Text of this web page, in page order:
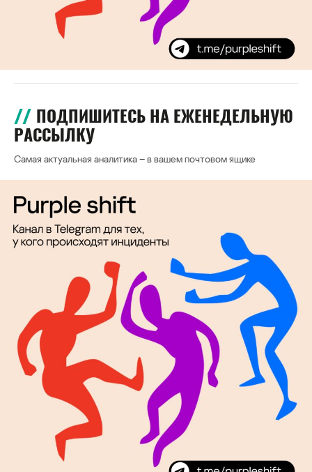
ПОДПИШИТЕСЬ НА ЕЖЕНЕДЕЛЬНУЮ
РАССЫЛКУ
Самая актуальная аналитика – в вашем почтовом ящике